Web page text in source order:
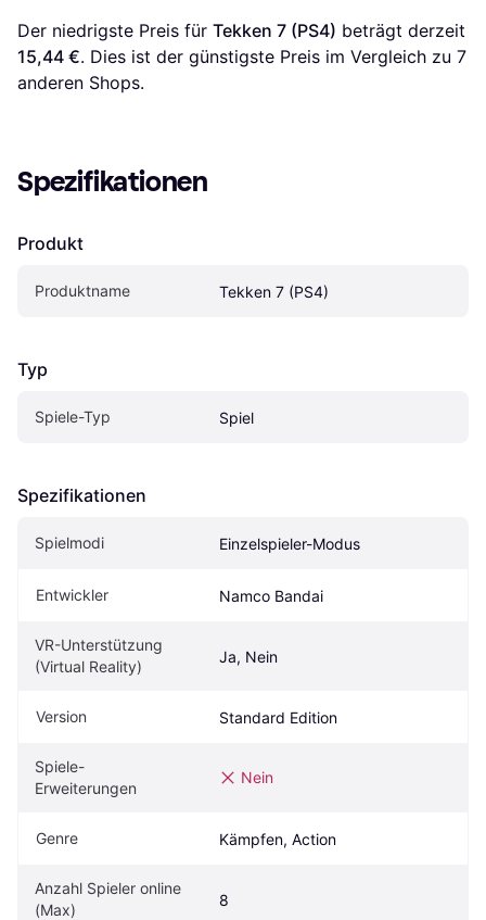
Der niedrigste Preis für Tekken 7 (PS4)
15,44 €. Dies ist der günstigste Preis im Vergleich zu 7
anderen Shops.
Spezifikationen
Produkt
Produktname Tekken 7 (PS4)
Typ
Spiele-Typ Spiel
Spezifikationen
Spielmodi Einzelspieler-Modus
Entwickler Namco Bandai
VR-Unterstützung
(Virtual Reality)
Ja, Nein
Version Standard Edition
Spiele-
Erweiterungen
Nein
Genre Kämpfen, Action
Anzahl Spieler online
(Max)
8